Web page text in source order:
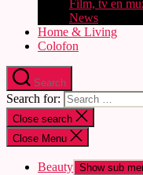
Film, tv en
News
Home & Living
Colofon
Search
Search for:
Close search
Close Menu
Beauty Show sub